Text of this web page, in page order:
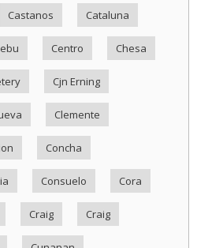
Castanos Cataluna
Centro Chesa
Cjn Erning
Clemente
Concha
Consuelo Cora
Craig Craig